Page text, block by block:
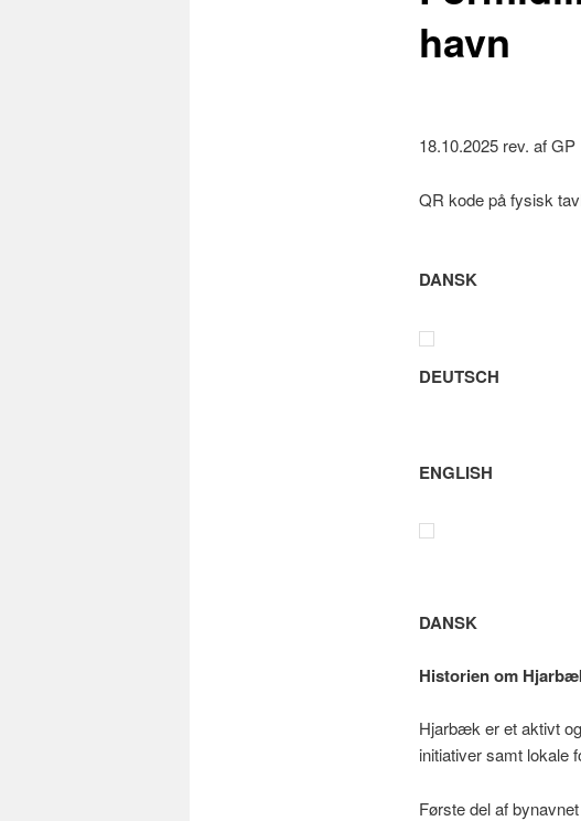
havn
18.10.2025 rev. af GP
QR kode på fysisk
DANSK
DEUTSCH
ENGLISH
DANSK
Historien om
Hjarbæk er et aktivt
initiativer samt lokale
Første del af